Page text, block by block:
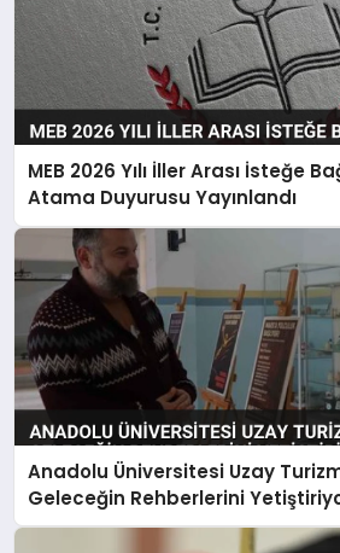
MEB 2026 Yılı İller Arası İsteğe
Atama Duyurusu Yayınlandı
Anadolu Üniversitesi Uzay
Geleceğin Rehberlerini